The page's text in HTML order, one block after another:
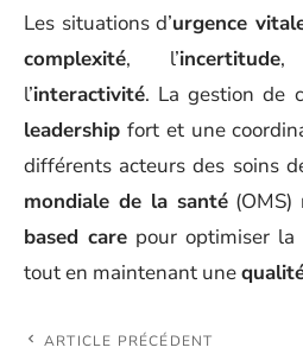
Les situations d’urgence
complexité, l’incertitude,
l’interactivité. La gestion de
leadership fort et une
différents acteurs des soins
mondiale de la santé(OMS)
based care pour optimiser la
tout en maintenant une
ARTICLE PRÉCÉDENT